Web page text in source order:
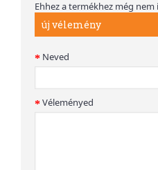
Ehhez a termékhez még
új vélemény
Neved
Véleményed